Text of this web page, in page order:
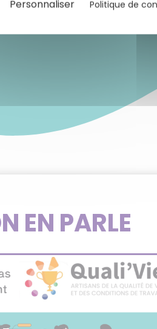
EN PARLE
Personnaliser Politique de